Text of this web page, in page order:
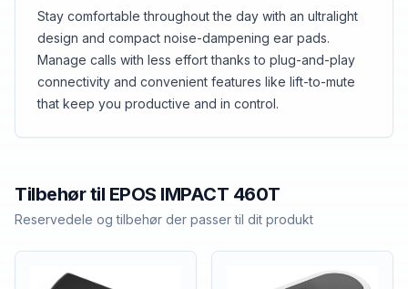
Stay comfortable throughout the day with an ultralight
design and compact noise-dampening ear pads.
Manage calls with less effort thanks to plug-and-play
connectivity and convenient features like lift-to-mute
that keep you productive and in control.
Tilbehør til EPOS IMPACT 460T
Reservedele og tilbehør der passer til dit produkt